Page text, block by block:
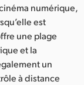
numérique,
est
une plage
et la
un
à distance